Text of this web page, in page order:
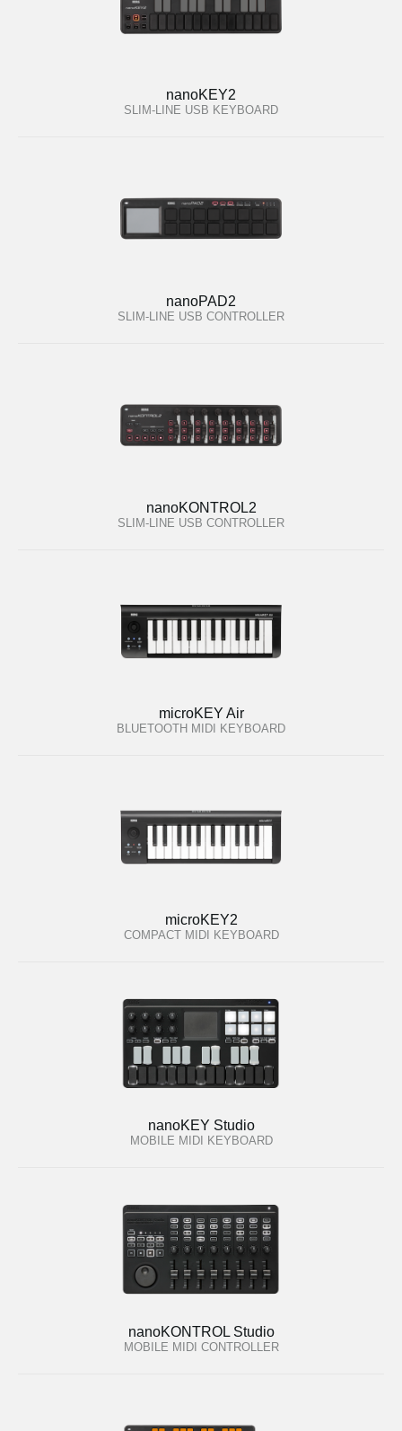
nanoKEY2
SLIM-LINE USB KEYBOARD
nanoPAD2
SLIM-LINE USB CONTROLLER
nanoKONTROL2
SLIM-LINE USB CONTROLLER
microKEY Air
BLUETOOTH MIDI KEYBOARD
microKEY2
COMPACT MIDI KEYBOARD
nanoKEY Studio
MOBILE MIDI KEYBOARD
nanoKONTROL Studio
MOBILE MIDI CONTROLLER